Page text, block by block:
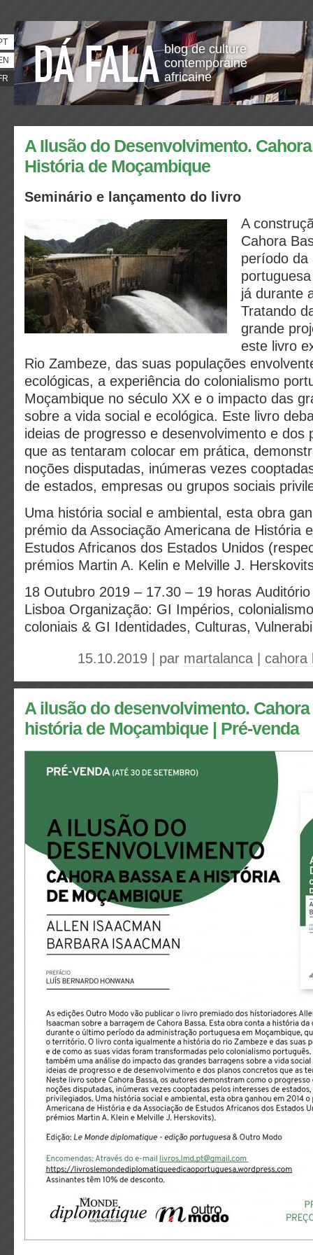
blog de culture
contemporaine
africaine
A Ilusão do Desenvolvimento.
História de Moçambique
Seminário e lançamento do livro
A
Cahora
período da
já durante
Tratando
grande
este livro
Rio Zambeze, das suas populações
ecológicas, a experiência do colonialismo
Moçambique no século XX e o impacto das
sobre a vida social e ecológica. Este livro
ideias de progresso e desenvolvimento e dos
que as tentaram colocar em prática,
noções disputadas, inúmeras vezes
de estados, empresas ou grupos sociais
Uma história social e ambiental, esta obra
prémio da Associação Americana de História
Estudos Africanos dos Estados Unidos
prémios Martin A. Kelin e Melville J.
18 Outubro 2019 – 17.30 – 19 horas
Lisboa Organização: GI Impérios,
coloniais & GI Identidades, Culturas,
15.10.2019 | par martalanca cahora
A ilusão do desenvolvimento. Cahora
história de Moçambique | Pré-venda